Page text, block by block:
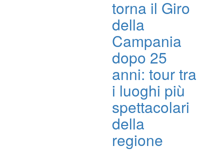
torna il Giro
della
Campania
dopo 25
anni: tour tra
i luoghi più
spettacolari
della
regione